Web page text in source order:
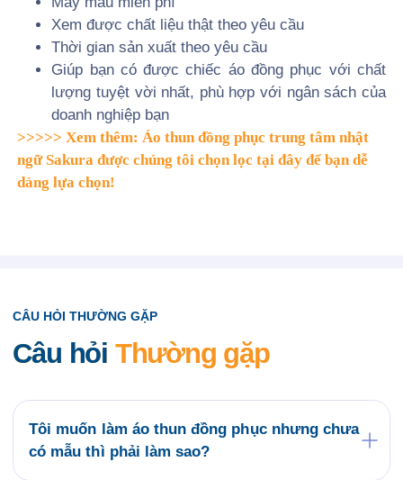
Xem được chất liệu thật theo yêu cầu
Thời gian sản xuất theo yêu cầu
Giúp bạn có được chiếc áo đồng phục với chất
lượng tuyệt vời nhất, phù hợp với ngân sách của
doanh nghiệp bạn
>>>>> Xem thêm: Áo thun đồng phục trung tâm nhật
ngữ Sakura được chúng tôi chọn lọc tại đây để bạn dễ
dàng lựa chọn!
CÂU HỎI THƯỜNG GẶP
Câu hỏi Thường gặp
Tôi muốn làm áo thun đồng phục nhưng chưa
có mẫu thì phải làm sao?